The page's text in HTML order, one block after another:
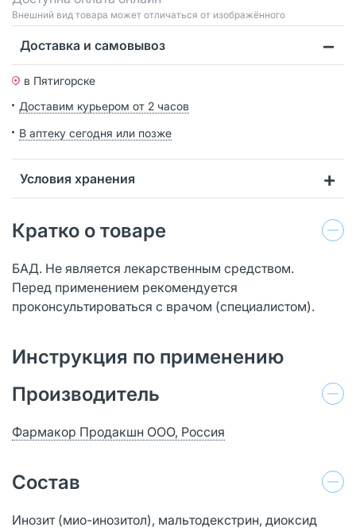
Bнешний вид товара может отличаться от изображённого
Доставка и самовывоз
в Пятигорске
Доставим курьером от 2 часов
В аптеку сегодня или позже
Условия хранения
Кратко о товаре
БАД. Не является лекарственным средством.
Перед применением рекомендуется
проконсультироваться с врачом (специалистом).
Инструкция по применению
Производитель
Фармакор Продакшн ООО, Россия
Состав
Инозит (мио-инозитол), мальтодекстрин, диоксид